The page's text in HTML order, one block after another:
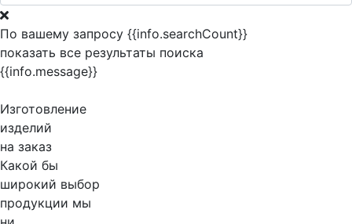
По вашему запросу {{info.searchCount}}
показать все результаты поиска
{{info.message}}
Изготовление
изделий
на заказ
Какой бы
широкий выбор
продукции мы